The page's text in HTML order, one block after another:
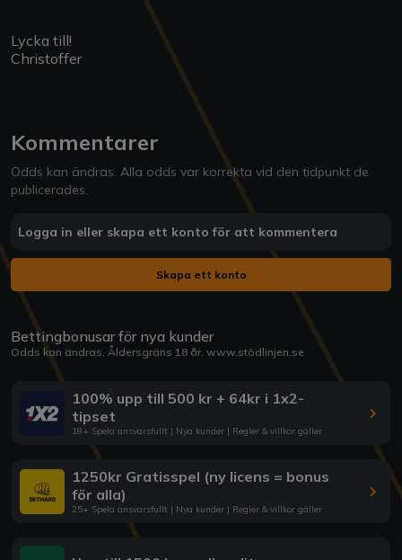
Lycka till!
Christoffer
Kommentarer
Odds kan ändras. Alla odds var korrekta vid den tidpunkt de
publicerades.
Logga in eller skapa ett konto för att kommentera
Skapa ett konto
Bettingbonusar för nya kunder
Odds kan ändras. Åldersgräns 18 år. www.stödlinjen.se
100% upp till 500 kr + 64kr i 1x2-
tipset
18+ Spela ansvarsfullt | Nya kunder | Regler & villkor gäller
1250kr Gratisspel (ny licens = bonus
för alla)
25+ Spela ansvarsfullt | Nya kunder | Regler & villkor gäller